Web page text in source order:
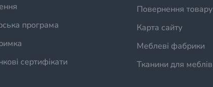
програма
сертифікати
Повернення товару
Карта сайту
Меблеві фабрики
Тканини для меблів